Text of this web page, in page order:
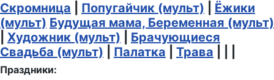
Скромница Попугайчик (мульт)
Ёжики
(мульт) Будущая мама, Беременная (мульт)
Художник (мульт)
Брачующиеся
Свадьба (мульт)
Палатка Трава
Праздники: